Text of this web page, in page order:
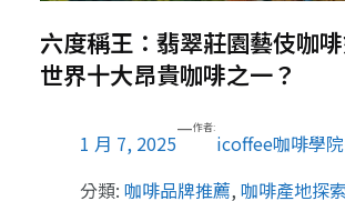
六度稱王：翡翠莊園藝伎咖
世界十大昂貴咖啡之一？
1 月 7, 2025
—作者:
icoffee咖啡學院
分類: 咖啡品牌推薦, 咖啡產地探索